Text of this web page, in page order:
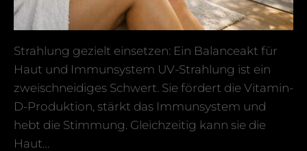
Strahlung gezielt einsetzen: Ein Balanceakt für
Haut und Immunsystem UV-Strahlung ist ein
zweischneidiges Schwert. Sie fördert die Vitamin-
D-Produktion, stärkt das Immunsystem und
hebt die Stimmung. Gleichzeitig kann sie die
Haut…